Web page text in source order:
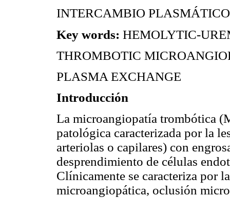
INTERCAMBIO PLASMÁTICO
Key words: HEMOLYTIC-
THROMBOTIC
PLASMA EXCHANGE
Introducción
La microangiopatía trombótica
patológica caracterizada por la
arteriolas o capilares) con
desprendimiento de células
Clínicamente se caracteriza por
microangiopática, oclusión